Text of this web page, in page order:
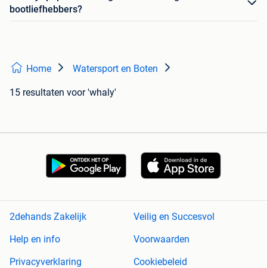
bootliefhebbers?
Home Watersport en Boten
15 resultaten voor 'whaly'
2dehands Zakelijk
Veilig en Succesvol
Help en info
Voorwaarden
Privacyverklaring
Cookiebeleid